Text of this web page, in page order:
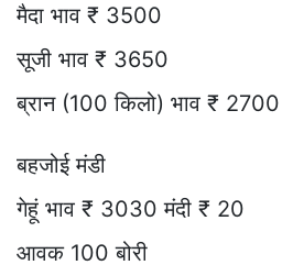
मैदा भाव ₹ 3500
सूजी भाव ₹ 3650
ब्रान (100 किलो) भाव ₹ 2700
बहजोई मंडी
गेहूं भाव ₹ 3030 मंदी ₹ 20
आवक 100 बोरी